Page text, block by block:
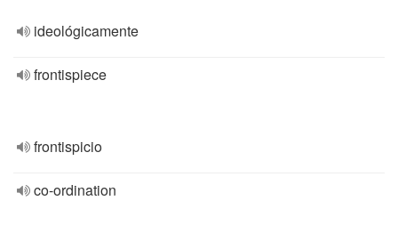
ideológicamente
frontispiece
frontispicio
co-ordination